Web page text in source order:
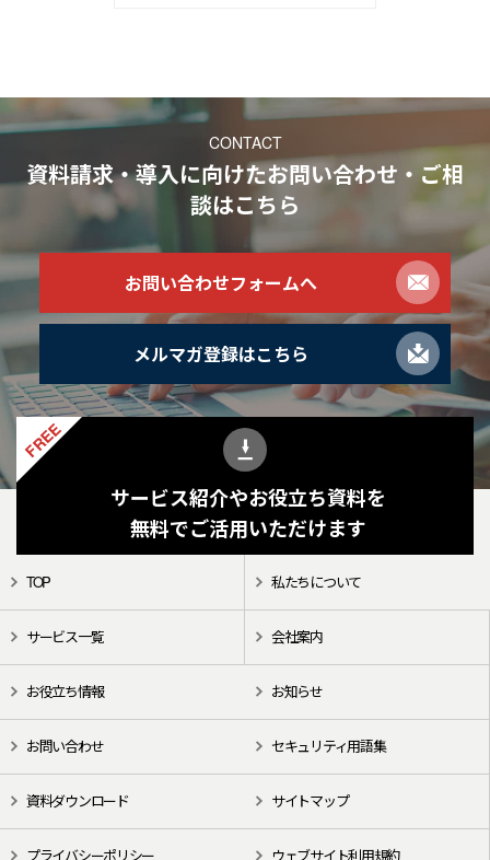
CONTACT
資料請求・導入に向けたお問い合わせ・ご相
談はこちら
お問い合わせフォームへ
メルマガ登録はこちら
FREE
サービス紹介やお役立ち資料を
無料でご活用いただけます
TOP 私たちについて
サービス一覧 会社案内
お役立ち情報 お知らせ
お問い合わせ セキュリティ用語集
資料ダウンロード サイトマップ
プライバシーポリシー ウェブサイト利用規約